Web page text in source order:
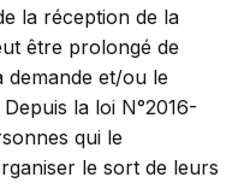
la réception de la
être prolongé de
demande et/ou le
la loi N°2016-
qui le
le sort de leurs